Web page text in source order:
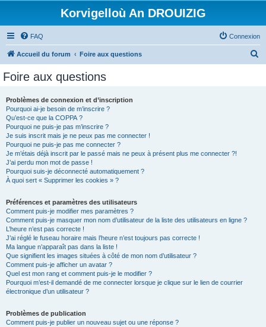
Korvigelloù An DROUIZIG
FAQ Connexion
Accueil du forum Foire aux questions
Foire aux questions
Problèmes de connexion et d’inscription
Pourquoi ai-je besoin de m’inscrire ?
Qu’est-ce que la COPPA ?
Pourquoi ne puis-je pas m’inscrire ?
Je suis inscrit mais je ne peux pas me connecter !
Pourquoi ne puis-je pas me connecter ?
Je m’étais déjà inscrit par le passé mais ne peux à présent plus me connecter ?!
J’ai perdu mon mot de passe !
Pourquoi suis-je déconnecté automatiquement ?
À quoi sert « Supprimer les cookies » ?
Préférences et paramètres des utilisateurs
Comment puis-je modifier mes paramètres ?
Comment puis-je masquer mon nom d’utilisateur de la liste des utilisateurs en ligne ?
L’heure n’est pas correcte !
J’ai réglé le fuseau horaire mais l’heure n’est toujours pas correcte !
Ma langue n’apparaît pas dans la liste !
Que signifient les images situées à côté de mon nom d’utilisateur ?
Comment puis-je afficher un avatar ?
Quel est mon rang et comment puis-je le modifier ?
Pourquoi m’est-il demandé de me connecter lorsque je clique sur le lien de courrier
électronique d’un utilisateur ?
Problèmes de publication
Comment puis-je publier un nouveau sujet ou une réponse ?